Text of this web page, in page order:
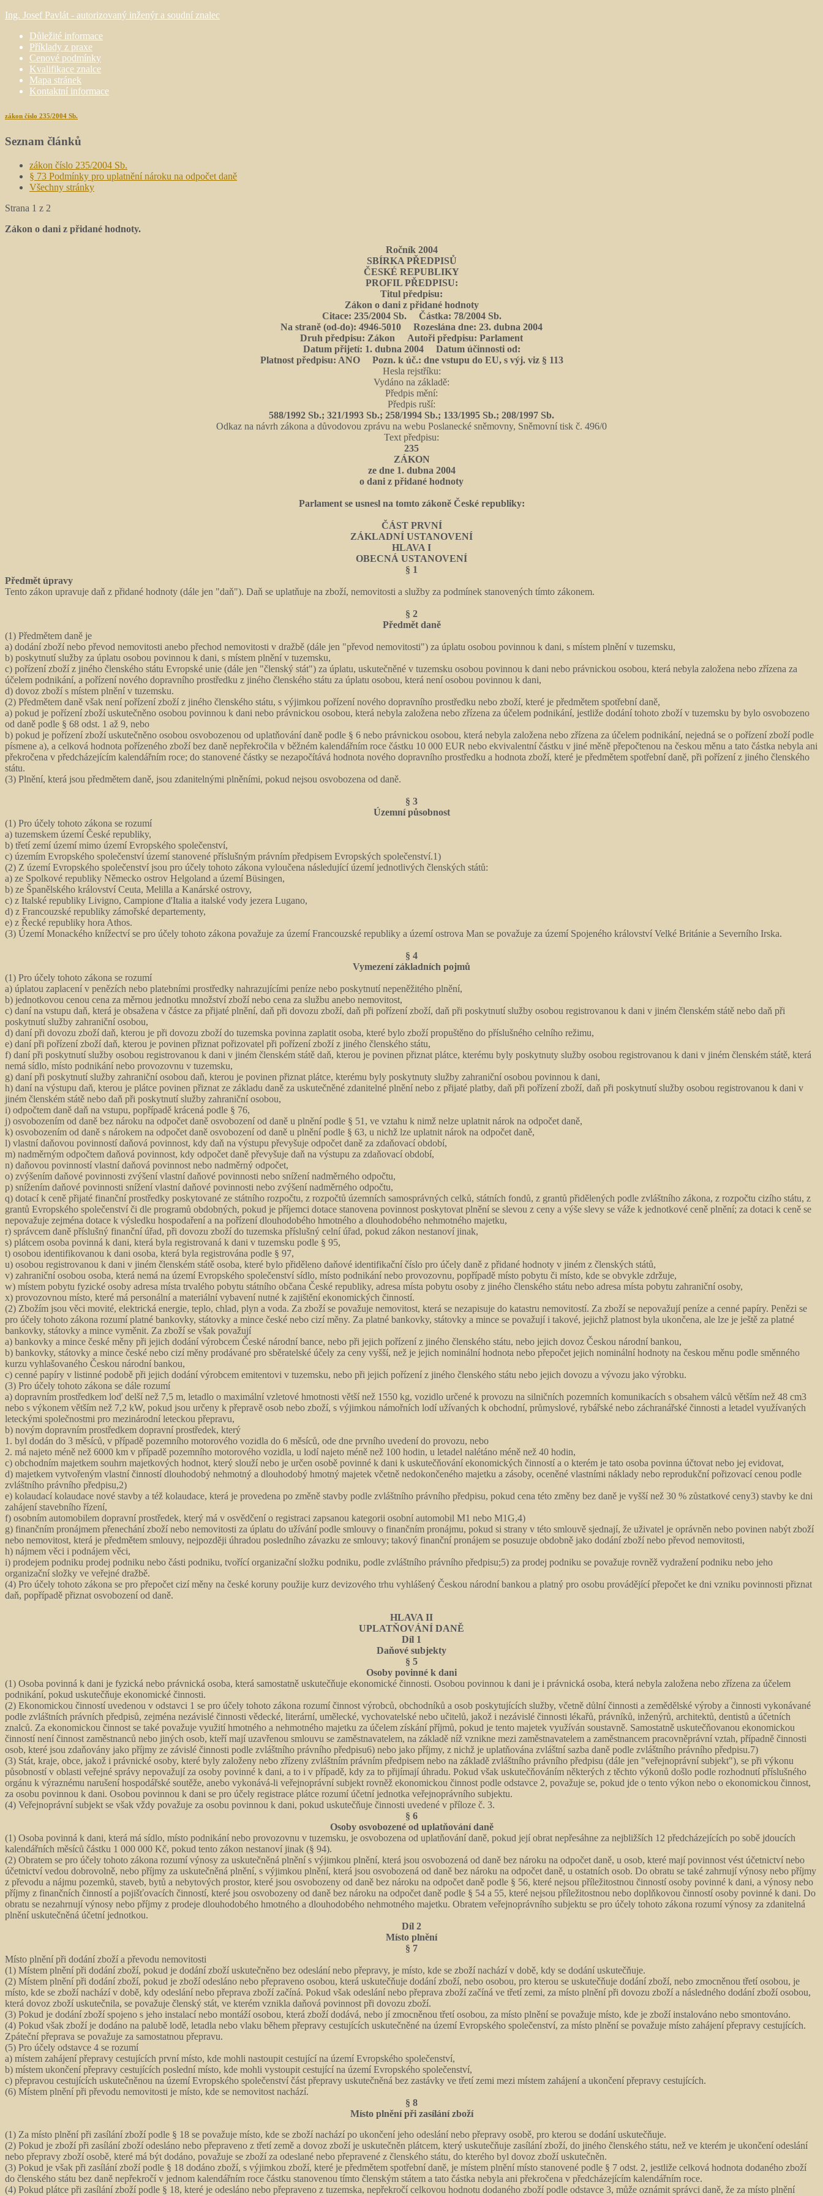
Ing. Josef Pavlát - autorizovaný inženýr a soudní znalec
Důležité informace
Příklady z praxe
Cenové podmínky
Kvalifikace znalce
Mapa stránek
Kontaktní informace
zákon číslo 235/2004 Sb.
Seznam článků
zákon číslo 235/2004 Sb.
§ 73 Podmínky pro uplatnění nároku na odpočet daně
Všechny stránky
Strana 1 z 2
Zákon o dani z přidané hodnoty.
Ročník 2004
SBÍRKA PŘEDPISŮ
ČESKÉ REPUBLIKY
PROFIL PŘEDPISU:
Titul předpisu:
Zákon o dani z přidané hodnoty
Citace: 235/2004 Sb. Částka: 78/2004 Sb.
Na straně (od-do): 4946-5010 Rozeslána dne: 23. dubna 2004
Druh předpisu: Zákon Autoři předpisu: Parlament
Datum přijetí: 1. dubna 2004 Datum účinnosti od:
Platnost předpisu: ANO Pozn. k úč.: dne vstupu do EU, s výj. viz § 113
Hesla rejstříku:
Vydáno na základě:
Předpis mění:
Předpis ruší:
588/1992 Sb.; 321/1993 Sb.; 258/1994 Sb.; 133/1995 Sb.; 208/1997 Sb.
Odkaz na návrh zákona a důvodovou zprávu na webu Poslanecké sněmovny, Sněmovní tisk č. 496/0
Text předpisu:
235
ZÁKON
ze dne 1. dubna 2004
o dani z přidané hodnoty
Parlament se usnesl na tomto zákoně České republiky:
ČÁST PRVNÍ
ZÁKLADNÍ USTANOVENÍ
HLAVA I
OBECNÁ USTANOVENÍ
§ 1
Předmět úpravy
Tento zákon upravuje daň z přidané hodnoty (dále jen "daň"). Daň se uplatňuje na zboží, nemovitosti a služby za podmínek stanovených tímto zákonem.
§ 2
Předmět daně
(1) Předmětem daně je
a) dodání zboží nebo převod nemovitosti anebo přechod nemovitosti v dražbě (dále jen "převod nemovitosti") za úplatu osobou povinnou k dani, s místem plnění v tuzemsku,
b) poskytnutí služby za úplatu osobou povinnou k dani, s místem plnění v tuzemsku,
c) pořízení zboží z jiného členského státu Evropské unie (dále jen "členský stát") za úplatu, uskutečněné v tuzemsku osobou povinnou k dani nebo právnickou osobou, která nebyla založena nebo zřízena za
účelem podnikání, a pořízení nového dopravního prostředku z jiného členského státu za úplatu osobou, která není osobou povinnou k dani,
d) dovoz zboží s místem plnění v tuzemsku.
(2) Předmětem daně však není pořízení zboží z jiného členského státu, s výjimkou pořízení nového dopravního prostředku nebo zboží, které je předmětem spotřební daně,
a) pokud je pořízení zboží uskutečněno osobou povinnou k dani nebo právnickou osobou, která nebyla založena nebo zřízena za účelem podnikání, jestliže dodání tohoto zboží v tuzemsku by bylo osvobozeno
od daně podle § 68 odst. 1 až 9, nebo
b) pokud je pořízení zboží uskutečněno osobou osvobozenou od uplatňování daně podle § 6 nebo právnickou osobou, která nebyla založena nebo zřízena za účelem podnikání, nejedná se o pořízení zboží podle
písmene a), a celková hodnota pořízeného zboží bez daně nepřekročila v běžném kalendářním roce částku 10 000 EUR nebo ekvivalentní částku v jiné měně přepočtenou na českou měnu a tato částka nebyla ani
překročena v předcházejícím kalendářním roce; do stanovené částky se nezapočítává hodnota nového dopravního prostředku a hodnota zboží, které je předmětem spotřební daně, při pořízení z jiného členského
státu.
(3) Plnění, která jsou předmětem daně, jsou zdanitelnými plněními, pokud nejsou osvobozena od daně.
§ 3
Územní působnost
(1) Pro účely tohoto zákona se rozumí
a) tuzemskem území České republiky,
b) třetí zemí území mimo území Evropského společenství,
c) územím Evropského společenství území stanovené příslušným právním předpisem Evropských společenství.1)
(2) Z území Evropského společenství jsou pro účely tohoto zákona vyloučena následující území jednotlivých členských států:
a) ze Spolkové republiky Německo ostrov Helgoland a území Büsingen,
b) ze Španělského království Ceuta, Melilla a Kanárské ostrovy,
c) z Italské republiky Livigno, Campione d'Italia a italské vody jezera Lugano,
d) z Francouzské republiky zámořské departementy,
e) z Řecké republiky hora Athos.
(3) Území Monackého knížectví se pro účely tohoto zákona považuje za území Francouzské republiky a území ostrova Man se považuje za území Spojeného království Velké Británie a Severního Irska.
§ 4
Vymezení základních pojmů
(1) Pro účely tohoto zákona se rozumí
a) úplatou zaplacení v penězích nebo platebními prostředky nahrazujícími peníze nebo poskytnutí nepeněžitého plnění,
b) jednotkovou cenou cena za měrnou jednotku množství zboží nebo cena za službu anebo nemovitost,
c) daní na vstupu daň, která je obsažena v částce za přijaté plnění, daň při dovozu zboží, daň při pořízení zboží, daň při poskytnutí služby osobou registrovanou k dani v jiném členském státě nebo daň při
poskytnutí služby zahraniční osobou,
d) daní při dovozu zboží daň, kterou je při dovozu zboží do tuzemska povinna zaplatit osoba, které bylo zboží propuštěno do příslušného celního režimu,
e) daní při pořízení zboží daň, kterou je povinen přiznat pořizovatel při pořízení zboží z jiného členského státu,
f) daní při poskytnutí služby osobou registrovanou k dani v jiném členském státě daň, kterou je povinen přiznat plátce, kterému byly poskytnuty služby osobou registrovanou k dani v jiném členském státě, která
nemá sídlo, místo podnikání nebo provozovnu v tuzemsku,
g) daní při poskytnutí služby zahraniční osobou daň, kterou je povinen přiznat plátce, kterému byly poskytnuty služby zahraniční osobou povinnou k dani,
h) daní na výstupu daň, kterou je plátce povinen přiznat ze základu daně za uskutečněné zdanitelné plnění nebo z přijaté platby, daň při pořízení zboží, daň při poskytnutí služby osobou registrovanou k dani v
jiném členském státě nebo daň při poskytnutí služby zahraniční osobou,
i) odpočtem daně daň na vstupu, popřípadě krácená podle § 76,
j) osvobozením od daně bez nároku na odpočet daně osvobození od daně u plnění podle § 51, ve vztahu k nimž nelze uplatnit nárok na odpočet daně,
k) osvobozením od daně s nárokem na odpočet daně osvobození od daně u plnění podle § 63, u nichž lze uplatnit nárok na odpočet daně,
l) vlastní daňovou povinností daňová povinnost, kdy daň na výstupu převyšuje odpočet daně za zdaňovací období,
m) nadměrným odpočtem daňová povinnost, kdy odpočet daně převyšuje daň na výstupu za zdaňovací období,
n) daňovou povinností vlastní daňová povinnost nebo nadměrný odpočet,
o) zvýšením daňové povinnosti zvýšení vlastní daňové povinnosti nebo snížení nadměrného odpočtu,
p) snížením daňové povinnosti snížení vlastní daňové povinnosti nebo zvýšení nadměrného odpočtu,
q) dotací k ceně přijaté finanční prostředky poskytované ze státního rozpočtu, z rozpočtů územních samosprávných celků, státních fondů, z grantů přidělených podle zvláštního zákona, z rozpočtu cizího státu, z
grantů Evropského společenství či dle programů obdobných, pokud je příjemci dotace stanovena povinnost poskytovat plnění se slevou z ceny a výše slevy se váže k jednotkové ceně plnění; za dotaci k ceně se
nepovažuje zejména dotace k výsledku hospodaření a na pořízení dlouhodobého hmotného a dlouhodobého nehmotného majetku,
r) správcem daně příslušný finanční úřad, při dovozu zboží do tuzemska příslušný celní úřad, pokud zákon nestanoví jinak,
s) plátcem osoba povinná k dani, která byla registrovaná k dani v tuzemsku podle § 95,
t) osobou identifikovanou k dani osoba, která byla registrována podle § 97,
u) osobou registrovanou k dani v jiném členském státě osoba, které bylo přiděleno daňové identifikační číslo pro účely daně z přidané hodnoty v jiném z členských států,
v) zahraniční osobou osoba, která nemá na území Evropského společenství sídlo, místo podnikání nebo provozovnu, popřípadě místo pobytu či místo, kde se obvykle zdržuje,
w) místem pobytu fyzické osoby adresa místa trvalého pobytu státního občana České republiky, adresa místa pobytu osoby z jiného členského státu nebo adresa místa pobytu zahraniční osoby,
x) provozovnou místo, které má personální a materiální vybavení nutné k zajištění ekonomických činností.
(2) Zbožím jsou věci movité, elektrická energie, teplo, chlad, plyn a voda. Za zboží se považuje nemovitost, která se nezapisuje do katastru nemovitostí. Za zboží se nepovažují peníze a cenné papíry. Penězi se
pro účely tohoto zákona rozumí platné bankovky, státovky a mince české nebo cizí měny. Za platné bankovky, státovky a mince se považují i takové, jejichž platnost byla ukončena, ale lze je ještě za platné
bankovky, státovky a mince vyměnit. Za zboží se však považují
a) bankovky a mince české měny při jejich dodání výrobcem České národní bance, nebo při jejich pořízení z jiného členského státu, nebo jejich dovoz Českou národní bankou,
b) bankovky, státovky a mince české nebo cizí měny prodávané pro sběratelské účely za ceny vyšší, než je jejich nominální hodnota nebo přepočet jejich nominální hodnoty na českou měnu podle směnného
kurzu vyhlašovaného Českou národní bankou,
c) cenné papíry v listinné podobě při jejich dodání výrobcem emitentovi v tuzemsku, nebo při jejich pořízení z jiného členského státu nebo jejich dovozu a vývozu jako výrobku.
(3) Pro účely tohoto zákona se dále rozumí
a) dopravním prostředkem loď delší než 7,5 m, letadlo o maximální vzletové hmotnosti větší než 1550 kg, vozidlo určené k provozu na silničních pozemních komunikacích s obsahem válců větším než 48 cm3
nebo s výkonem větším než 7,2 kW, pokud jsou určeny k přepravě osob nebo zboží, s výjimkou námořních lodí užívaných k obchodní, průmyslové, rybářské nebo záchranářské činnosti a letadel využívaných
leteckými společnostmi pro mezinárodní leteckou přepravu,
b) novým dopravním prostředkem dopravní prostředek, který
1. byl dodán do 3 měsíců, v případě pozemního motorového vozidla do 6 měsíců, ode dne prvního uvedení do provozu, nebo
2. má najeto méně než 6000 km v případě pozemního motorového vozidla, u lodí najeto méně než 100 hodin, u letadel nalétáno méně než 40 hodin,
c) obchodním majetkem souhrn majetkových hodnot, který slouží nebo je určen osobě povinné k dani k uskutečňování ekonomických činností a o kterém je tato osoba povinna účtovat nebo jej evidovat,
d) majetkem vytvořeným vlastní činností dlouhodobý nehmotný a dlouhodobý hmotný majetek včetně nedokončeného majetku a zásoby, oceněné vlastními náklady nebo reprodukční pořizovací cenou podle
zvláštního právního předpisu,2)
e) kolaudací kolaudace nové stavby a též kolaudace, která je provedena po změně stavby podle zvláštního právního předpisu, pokud cena této změny bez daně je vyšší než 30 % zůstatkové ceny3) stavby ke dni
zahájení stavebního řízení,
f) osobním automobilem dopravní prostředek, který má v osvědčení o registraci zapsanou kategorii osobní automobil M1 nebo M1G,4)
g) finančním pronájmem přenechání zboží nebo nemovitosti za úplatu do užívání podle smlouvy o finančním pronájmu, pokud si strany v této smlouvě sjednají, že uživatel je oprávněn nebo povinen nabýt zboží
nebo nemovitost, která je předmětem smlouvy, nejpozději úhradou posledního závazku ze smlouvy; takový finanční pronájem se posuzuje obdobně jako dodání zboží nebo převod nemovitosti,
h) nájmem věci i podnájem věci,
i) prodejem podniku prodej podniku nebo části podniku, tvořící organizační složku podniku, podle zvláštního právního předpisu;5) za prodej podniku se považuje rovněž vydražení podniku nebo jeho
organizační složky ve veřejné dražbě.
(4) Pro účely tohoto zákona se pro přepočet cizí měny na české koruny použije kurz devizového trhu vyhlášený Českou národní bankou a platný pro osobu provádějící přepočet ke dni vzniku povinnosti přiznat
daň, popřípadě přiznat osvobození od daně.
HLAVA II
UPLATŇOVÁNÍ DANĚ
Díl 1
Daňové subjekty
§ 5
Osoby povinné k dani
(1) Osoba povinná k dani je fyzická nebo právnická osoba, která samostatně uskutečňuje ekonomické činnosti. Osobou povinnou k dani je i právnická osoba, která nebyla založena nebo zřízena za účelem
podnikání, pokud uskutečňuje ekonomické činnosti.
(2) Ekonomickou činností uvedenou v odstavci 1 se pro účely tohoto zákona rozumí činnost výrobců, obchodníků a osob poskytujících služby, včetně důlní činnosti a zemědělské výroby a činnosti vykonávané
podle zvláštních právních předpisů, zejména nezávislé činnosti vědecké, literární, umělecké, vychovatelské nebo učitelů, jakož i nezávislé činnosti lékařů, právníků, inženýrů, architektů, dentistů a účetních
znalců. Za ekonomickou činnost se také považuje využití hmotného a nehmotného majetku za účelem získání příjmů, pokud je tento majetek využíván soustavně. Samostatně uskutečňovanou ekonomickou
činností není činnost zaměstnanců nebo jiných osob, kteří mají uzavřenou smlouvu se zaměstnavatelem, na základě níž vznikne mezi zaměstnavatelem a zaměstnancem pracovněprávní vztah, případně činnosti
osob, které jsou zdaňovány jako příjmy ze závislé činnosti podle zvláštního právního předpisu6) nebo jako příjmy, z nichž je uplatňována zvláštní sazba daně podle zvláštního právního předpisu.7)
(3) Stát, kraje, obce, jakož i právnické osoby, které byly založeny nebo zřízeny zvláštním právním předpisem nebo na základě zvláštního právního předpisu (dále jen "veřejnoprávní subjekt"), se při výkonu
působností v oblasti veřejné správy nepovažují za osoby povinné k dani, a to i v případě, kdy za to přijímají úhradu. Pokud však uskutečňováním některých z těchto výkonů došlo podle rozhodnutí příslušného
orgánu k výraznému narušení hospodářské soutěže, anebo vykonává-li veřejnoprávní subjekt rovněž ekonomickou činnost podle odstavce 2, považuje se, pokud jde o tento výkon nebo o ekonomickou činnost,
za osobu povinnou k dani. Osobou povinnou k dani se pro účely registrace plátce rozumí účetní jednotka veřejnoprávního subjektu.
(4) Veřejnoprávní subjekt se však vždy považuje za osobu povinnou k dani, pokud uskutečňuje činnosti uvedené v příloze č. 3.
§ 6
Osoby osvobozené od uplatňování daně
(1) Osoba povinná k dani, která má sídlo, místo podnikání nebo provozovnu v tuzemsku, je osvobozena od uplatňování daně, pokud její obrat nepřesáhne za nejbližších 12 předcházejících po sobě jdoucích
kalendářních měsíců částku 1 000 000 Kč, pokud tento zákon nestanoví jinak (§ 94).
(2) Obratem se pro účely tohoto zákona rozumí výnosy za uskutečněná plnění s výjimkou plnění, která jsou osvobozená od daně bez nároku na odpočet daně, u osob, které mají povinnost vést účetnictví nebo
účetnictví vedou dobrovolně, nebo příjmy za uskutečněná plnění, s výjimkou plnění, která jsou osvobozená od daně bez nároku na odpočet daně, u ostatních osob. Do obratu se také zahrnují výnosy nebo příjmy
z převodu a nájmu pozemků, staveb, bytů a nebytových prostor, které jsou osvobozeny od daně bez nároku na odpočet daně podle § 56, které nejsou příležitostnou činností osoby povinné k dani, a výnosy nebo
příjmy z finančních činností a pojišťovacích činností, které jsou osvobozeny od daně bez nároku na odpočet daně podle § 54 a 55, které nejsou příležitostnou nebo doplňkovou činností osoby povinné k dani. Do
obratu se nezahrnují výnosy nebo příjmy z prodeje dlouhodobého hmotného a dlouhodobého nehmotného majetku. Obratem veřejnoprávního subjektu se pro účely tohoto zákona rozumí výnosy za zdanitelná
plnění uskutečněná účetní jednotkou.
Díl 2
Místo plnění
§ 7
Místo plnění při dodání zboží a převodu nemovitosti
(1) Místem plnění při dodání zboží, pokud je dodání zboží uskutečněno bez odeslání nebo přepravy, je místo, kde se zboží nachází v době, kdy se dodání uskutečňuje.
(2) Místem plnění při dodání zboží, pokud je zboží odesláno nebo přepraveno osobou, která uskutečňuje dodání zboží, nebo osobou, pro kterou se uskutečňuje dodání zboží, nebo zmocněnou třetí osobou, je
místo, kde se zboží nachází v době, kdy odeslání nebo přeprava zboží začíná. Pokud však odeslání nebo přeprava zboží začíná ve třetí zemi, za místo plnění při dovozu zboží a následného dodání zboží osobou,
která dovoz zboží uskutečnila, se považuje členský stát, ve kterém vznikla daňová povinnost při dovozu zboží.
(3) Pokud je dodání zboží spojeno s jeho instalací nebo montáží osobou, která zboží dodává, nebo jí zmocněnou třetí osobou, za místo plnění se považuje místo, kde je zboží instalováno nebo smontováno.
(4) Pokud však zboží je dodáno na palubě lodě, letadla nebo vlaku během přepravy cestujících uskutečněné na území Evropského společenství, za místo plnění se považuje místo zahájení přepravy cestujících.
Zpáteční přeprava se považuje za samostatnou přepravu.
(5) Pro účely odstavce 4 se rozumí
a) místem zahájení přepravy cestujících první místo, kde mohli nastoupit cestující na území Evropského společenství,
b) místem ukončení přepravy cestujících poslední místo, kde mohli vystoupit cestující na území Evropského společenství,
c) přepravou cestujících uskutečněnou na území Evropského společenství část přepravy uskutečněná bez zastávky ve třetí zemi mezi místem zahájení a ukončení přepravy cestujících.
(6) Místem plnění při převodu nemovitosti je místo, kde se nemovitost nachází.
§ 8
Místo plnění při zasílání zboží
(1) Za místo plnění při zasílání zboží podle § 18 se považuje místo, kde se zboží nachází po ukončení jeho odeslání nebo přepravy osobě, pro kterou se dodání uskutečňuje.
(2) Pokud je zboží při zasílání zboží odesláno nebo přepraveno z třetí země a dovoz zboží je uskutečněn plátcem, který uskutečňuje zasílání zboží, do jiného členského státu, než ve kterém je ukončení odeslání
nebo přepravy zboží osobě, které má být dodáno, považuje se zboží za odeslané nebo přepravené z členského státu, do kterého byl dovoz zboží uskutečněn.
(3) Pokud je však při zasílání zboží podle § 18 dodáno zboží, s výjimkou zboží, které je předmětem spotřební daně, je místem plnění místo stanovené podle § 7 odst. 2, jestliže celková hodnota dodaného zboží
do členského státu bez daně nepřekročí v jednom kalendářním roce částku stanovenou tímto členským státem a tato částka nebyla ani překročena v předcházejícím kalendářním roce.
(4) Pokud plátce při zasílání zboží podle § 18, které je odesláno nebo přepraveno z tuzemska, nepřekročí celkovou hodnotu dodaného zboží podle odstavce 3, může oznámit správci daně, že za místo plnění